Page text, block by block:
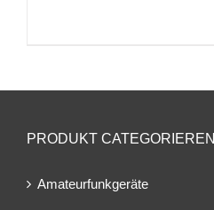
PRODUKT CATEGORIEREN
Amateurfunkgeräte